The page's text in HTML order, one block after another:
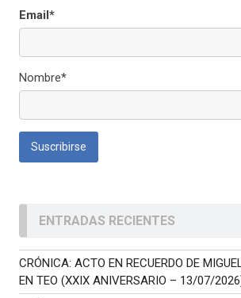
Email*
Nombre*
ENTRADAS RECIENTES
CRÓNICA: ACTO EN RECUERDO DE
EN TEO (XXIX ANIVERSARIO – 13/07/